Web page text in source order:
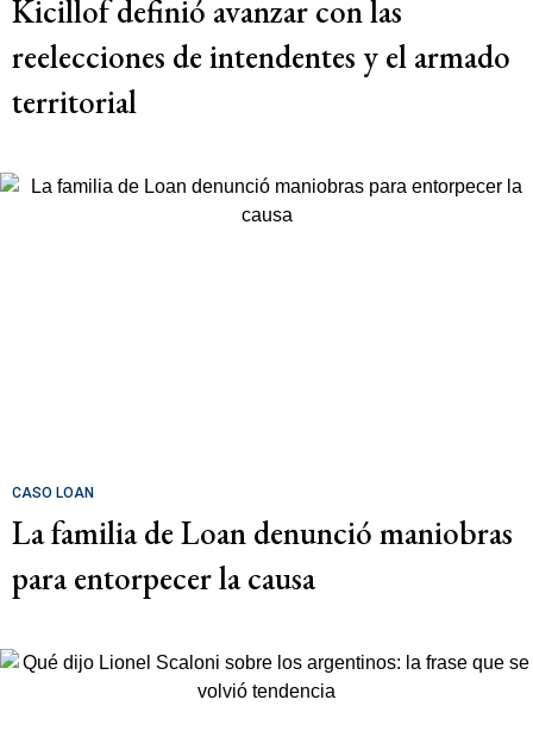
Kicillof definió avanzar con las
reelecciones de intendentes y el armado
territorial
CASO LOAN
La familia de Loan denunció maniobras
para entorpecer la causa